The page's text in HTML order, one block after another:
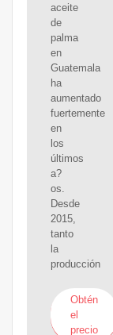
aceite
de
palma
en
Guatemala
ha
aumentado
fuertemente
en
los
últimos
a?
os.
Desde
2015,
tanto
la
producción
Obtén
el
precio